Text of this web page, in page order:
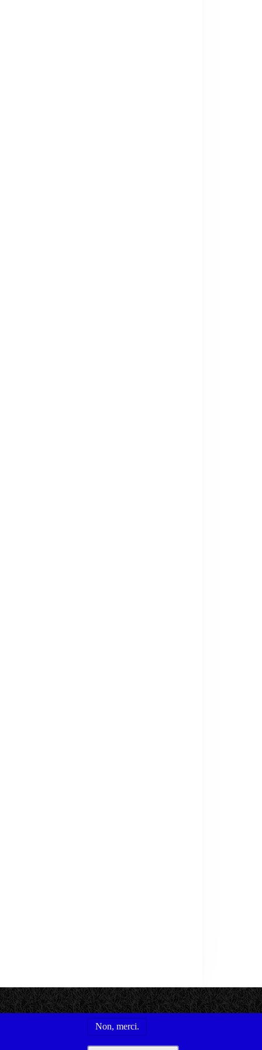
Non, merci.
Conditions générales d'utilisation